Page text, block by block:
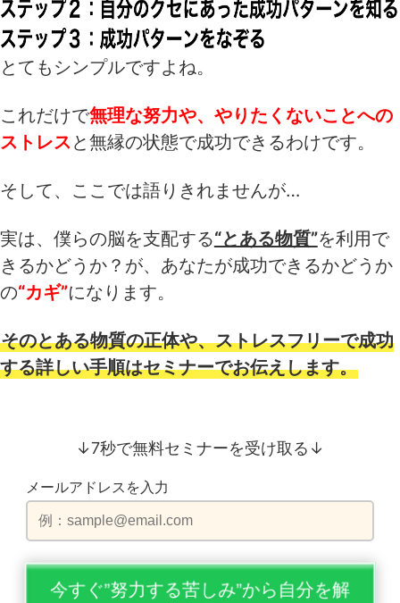
とてもシンプルですよね。
これだけで無理な努力や、やりたくないことへの
ストレスと無縁の状態で成功できるわけです。
そして、ここでは語りきれませんが…
実は、僕らの脳を支配する“とある物質”を利用で
きるかどうか？が、あなたが成功できるかどうか
の“カギ”になります。
そのとある物質の正体や、ストレスフリーで成功
する詳しい手順はセミナーでお伝えします。
↓7秒で無料セミナーを受け取る↓
メールアドレスを入力
今すぐ”努力する苦しみ”から自分を解